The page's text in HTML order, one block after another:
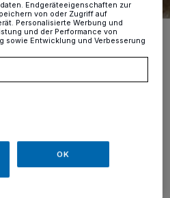
hat am Donnerstag im
für Geflüchtete
des
für geflohene
Endgeräteeigenschaften zur
von oder Zugriff auf
Personalisierte Werbung und
und der Performance von
sowie Entwicklung und Verbesserung
OK